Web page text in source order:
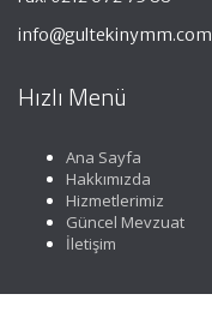
info@gultekinymm.com
Hızlı Menü
Ana Sayfa
Hakkımızda
Hizmetlerimiz
Güncel Mevzuat
İletişim
Faydalı Linkler